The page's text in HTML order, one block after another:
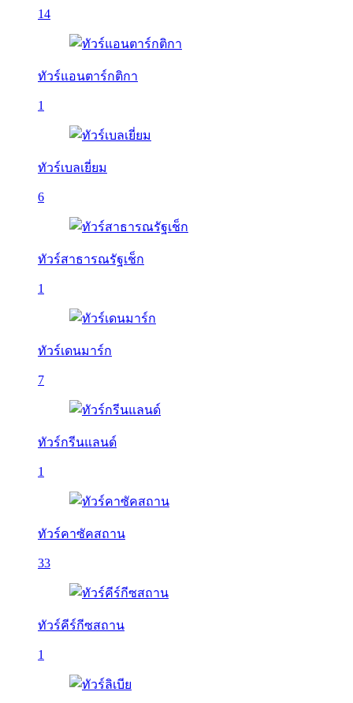
14
ทัวร์แอนตาร์กติกา
1
ทัวร์เบลเยี่ยม
6
ทัวร์สาธารณรัฐเช็ก
1
ทัวร์เดนมาร์ก
7
ทัวร์กรีนแลนด์
1
ทัวร์คาซัคสถาน
33
ทัวร์คีร์กีซสถาน
1